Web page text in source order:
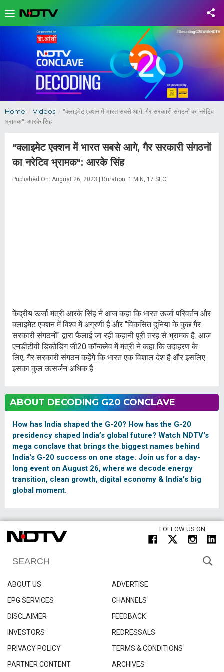
Home / Videos / "क्लाइमेट एक्शन में भारत सबसे आगे, गैर सरकारी संगठनों का नरेटिव
भ्रामक": आरके सिंह
"क्लाइमेट एक्शन में भारत सबसे आगे, गैर सरकारी संगठनों
का नरेटिव भ्रामक": आरके सिंह
Published On: August 26, 2023 | Duration: 1 MIN, 17 SEC
केंद्रीय ऊर्जा मंत्री आरके सिंह ने आज कहा कि भारत ऊर्जा परिवर्तन और
क्लाइमेट एक्शन में विश्व में अग्रणी है और "विकसित दुनिया के कुछ गैर
सरकारी संगठनों" द्वारा फैलाई जा रही कहानी पूरी तरह से भ्रामक है. आज
एनडीटीवी डिकोडिंग जी20 कॉन्क्लेव में मंत्री ने कहा कि उदाहरण के
लिए, गैर सरकारी संगठन कहेंगे कि भारत एक विशाल देश है और इसलिए
इसका कुल उत्सर्जन अधिक है.
ABOUT DECODING G20 CONCLAVE
How has India shaped the G-20? How has the G-20
presidency shaped India’s global future? Watch NDTV's
mega conclave that brings the biggest names behind
India's G-20 success on one stage. Join us for a day-
long event on August 26, where we decode energy
transition, clean growth, digital economy & India's big
global moment.
FOLLOW US ON
ABOUT US
ADVERTISE
EPG SERVICES
CHANNELS
DISCLAIMER
FEEDBACK
INVESTORS
REDRESSALS
PRIVACY POLICY
TERMS & CONDITIONS
PARTNER CONTENT
ARCHIVES